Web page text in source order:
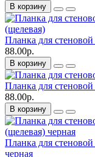
В корзину
Планка для
88.00р.
В корзину
Планка для
88.00р.
В корзину
Планка для
черная